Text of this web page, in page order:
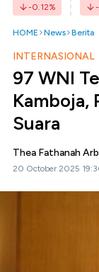
-0.12%
HOME News Berita
INTERNASIONAL
97 WNI
Kamboja,
Suara
Thea Fathanah
20 October 2025